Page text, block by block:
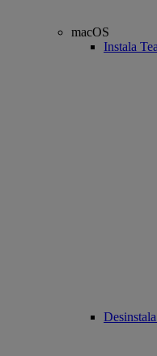
macOS
Instala